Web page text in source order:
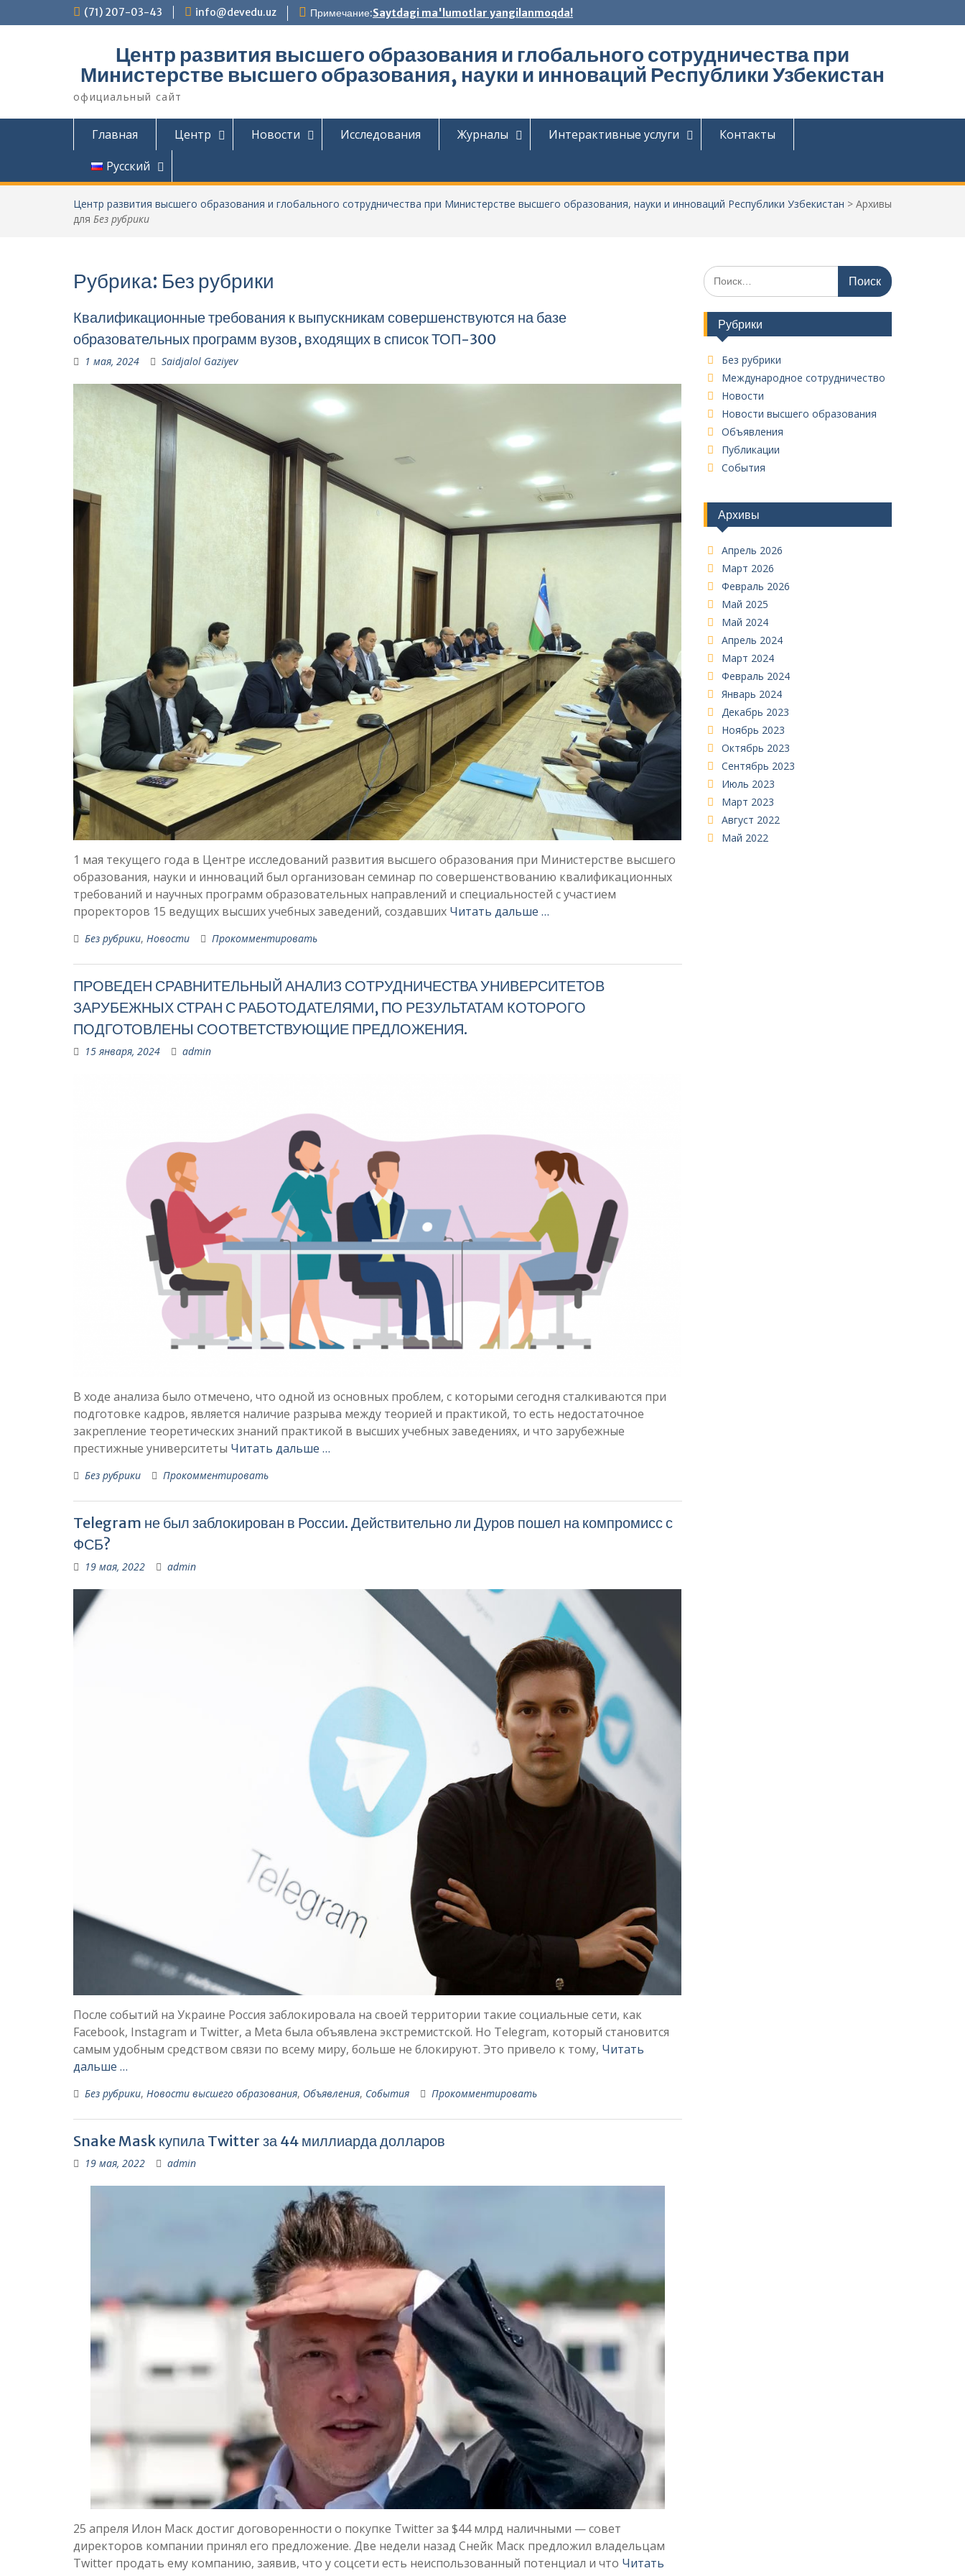
к
(71) 207-03-43 info@devedu.uz Примечание:Saytdagi ma'lumotlar yangilanmoqda!
Центр развития высшего образования и глобального сотрудничества при
Министерстве высшего образования, науки и инноваций Республики Узбекистан
официальный сайт
Главная Центр Новости Исследования Журналы Интерактивные услуги
Контакты
Русский
Центр развития высшего образования и глобального сотрудничества при Министерстве высшего образования, науки и инноваций Республики Узбекистан > Архивы
для Без рубрики
Рубрика: Без рубрики
Квалификационные требования к выпускникам совершенствуются на базе
образовательных программ вузов, входящих в список ТОП-300
1 мая, 2024 Saidjalol Gaziyev
1 мая текущего года в Центре исследований развития высшего образования при Министерстве высшего
образования, науки и инноваций был организован семинар по совершенствованию квалификационных
требований и научных программ образовательных направлений и специальностей с участием
проректоров 15 ведущих высших учебных заведений, создавших Читать дальше …
Без рубрики, Новости Прокомментировать
ПРОВЕДЕН СРАВНИТЕЛЬНЫЙ АНАЛИЗ СОТРУДНИЧЕСТВА УНИВЕРСИТЕТОВ
ЗАРУБЕЖНЫХ СТРАН С РАБОТОДАТЕЛЯМИ, ПО РЕЗУЛЬТАТАМ КОТОРОГО
ПОДГОТОВЛЕНЫ СООТВЕТСТВУЮЩИЕ ПРЕДЛОЖЕНИЯ.
15 января, 2024 admin
В ходе анализа было отмечено, что одной из основных проблем, с которыми сегодня сталкиваются при
подготовке кадров, является наличие разрыва между теорией и практикой, то есть недостаточное
закрепление теоретических знаний практикой в высших учебных заведениях, и что зарубежные
престижные университеты Читать дальше …
Без рубрики Прокомментировать
Telegram не был заблокирован в России. Действительно ли Дуров пошел на компромисс с
ФСБ?
19 мая, 2022 admin
После событий на Украине Россия заблокировала на своей территории такие социальные сети, как
Facebook, Instagram и Twitter, а Meta была объявлена ​​экстремистской. Но Telegram, который становится
самым удобным средством связи по всему миру, больше не блокируют. Это привело к тому, Читать
дальше …
Без рубрики, Новости высшего образования, Объявления, События Прокомментировать
Snake Mask купила Twitter за 44 миллиарда долларов
19 мая, 2022 admin
25 апреля Илон Маск достиг договоренности о покупке Twitter за $44 млрд наличными — совет
директоров компании принял его предложение. Две недели назад Снейк Маск предложил владельцам
Twitter продать ему компанию, заявив, что у соцсети есть неиспользованный потенциал и что Читать
Поиск
по:
Рубрики
Без рубрики
Международное сотрудничество
Новости
Новости высшего образования
Объявления
Публикации
События
Архивы
Апрель 2026
Март 2026
Февраль 2026
Май 2025
Май 2024
Апрель 2024
Март 2024
Февраль 2024
Январь 2024
Декабрь 2023
Ноябрь 2023
Октябрь 2023
Сентябрь 2023
Июль 2023
Март 2023
Август 2022
Май 2022